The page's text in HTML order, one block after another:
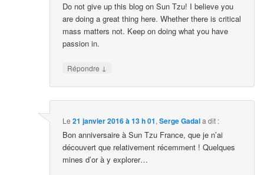
Do not give up this blog on Sun Tzu! I believe you
are doing a great thing here. Whether there is critical
mass matters not. Keep on doing what you have
passion in.
Répondre ↓
Le21 janvier 2016 à 13 h 01,Serge Gadala dit :
Bon anniversaire à Sun Tzu France, que je n’ai
découvert que relativement récemment ! Quelques
mines d’or à y explorer…